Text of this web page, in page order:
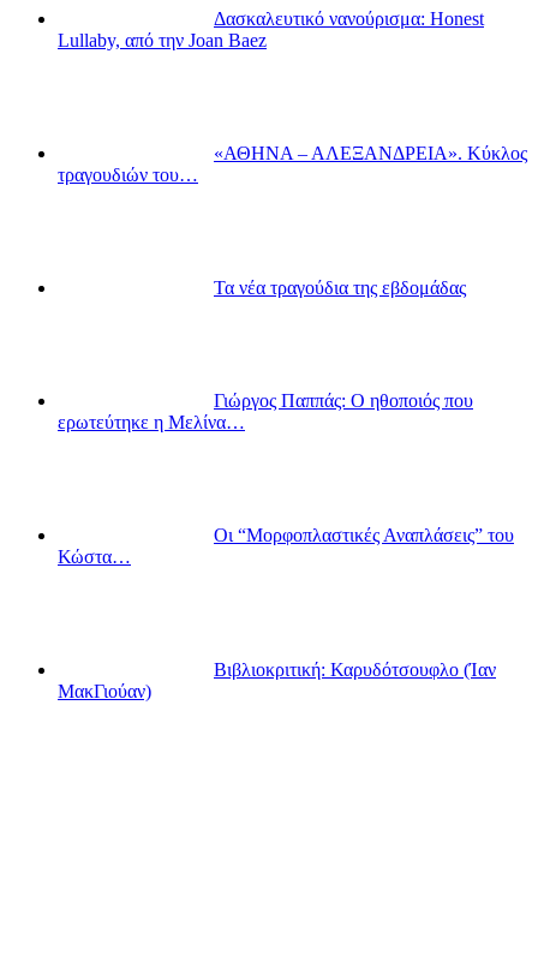
Δασκαλευτικό νανούρισμα: Honest
Lullaby, από την Joan Baez
«ΑΘΗΝΑ – ΑΛΕΞΑΝΔΡΕΙΑ». Κύκλος
τραγουδιών του…
Τα νέα τραγούδια της εβδομάδας
Γιώργος Παππάς: Ο ηθοποιός που
ερωτεύτηκε η Μελίνα…
Οι “Μορφοπλαστικές Αναπλάσεις” του
Κώστα…
Βιβλιοκριτική: Καρυδότσουφλο (Ίαν
ΜακΓιούαν)